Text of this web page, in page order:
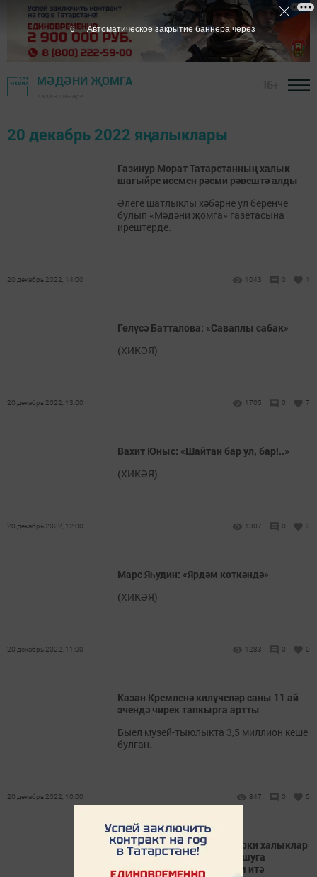
МӘДӘНИ ҖОМГА
20 декабрь 2022 яңалыклары
Газинур Морат Татарстанның халык
шагыйре исемен рәсми рәвештә алды
Әлеге шатлыклы хәбәрне ул беренче
булып «Мәдәни җомга» газетасына
ирештерде.
20 декабрь 2022, 14:00 1043 0 1
Гөлүсә Батталова: «Саваплы сабак»
(ХИКӘЯ)
20 декабрь 2022, 13:00 1705 0 7
Вахит Юныс: «Шайтан бар ул, бар!..»
(ХИКӘЯ)
20 декабрь 2022, 12:00 1307 0 2
Марс Яһудин: «Ярдәм көткәндә»
(ХИКӘЯ)
20 декабрь 2022, 11:00 1283 0 0
Казан Кремленә килүчеләр саны 11 ай
эчендә чирек тапкырга артты
Быел музей-тыюлыкта 3,5 миллион кеше
булган.
20 декабрь 2022, 10:00 847 0 0
«Нәүрүз» XVI Халыкара төрки халыклар
театр фестивалендә катнашуга
гаризалар кабул итү дәвам итә
6 Автоматическое закрытие баннера через